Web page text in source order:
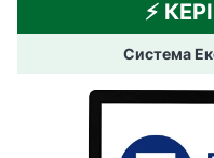
⚡️
Система